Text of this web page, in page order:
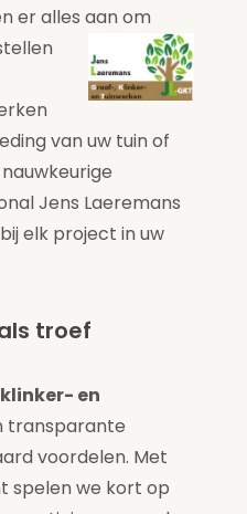
er alles aan om
van uw tuin of
Jens Laeremans
elk project in uw
troef
en
transparante
voordelen. Met
spelen we kort op